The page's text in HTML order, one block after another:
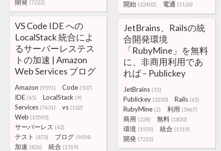
開始 (22402) 電通 (1126)
開発 (7222)
VS Code IDE への
LocalStack 統合によ
るサーバーレステス
トの加速 | Amazon
Web Services ブログ
Amazon (9591) Code (507)
IDE (65) LocalStack (9)
Services (7631) vs (102)
Web (10593)
サーバーレス (42)
テスト (873) ブログ (9054)
加速 (826) 統合 (1519)
JetBrains、Railsの統
合開発環境
「RubyMine」を無料
に、非商用利用であ
れば – Publickey
JetBrains (55)
Publickey (3250) Rails (65)
RubyMine (2) 利用 (5467)
商用 (228) 無料 (1830)
環境 (1935) 統合 (1519)
開発 (7222)